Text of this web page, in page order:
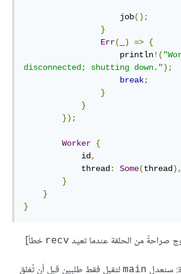
                    job
();
}
Err( ) => {
                    println
!(
disconnected; shutting down.");
break;
}
}
});
Worker {
            id
,
            thread
: Some(thread ),
}
}
}
recv خطأ]
سنعدل main لتقبل فقط طلبين قبل أن تُغلق